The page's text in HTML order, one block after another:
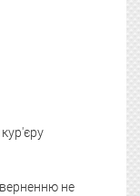
не